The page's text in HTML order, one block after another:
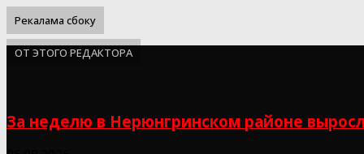
Рекалама сбоку
ОТ ЭТОГО РЕДАКТОРА
За неделю в Нерюнгринском районе